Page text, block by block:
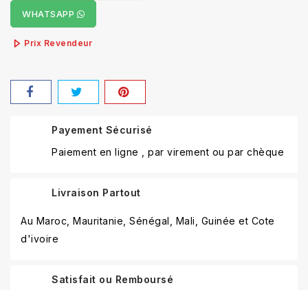
WHATSAPP
Prix Revendeur
Payement Sécurisé
Paiement en ligne , par virement ou par chèque
Livraison Partout
Au Maroc, Mauritanie, Sénégal, Mali, Guinée et Cote
d'ivoire
Satisfait ou Remboursé